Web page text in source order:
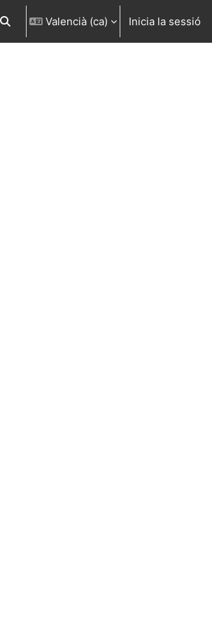
Commuta l'entrada de la cerca
Valencià ‎(ca)‎ Inicia la sessió